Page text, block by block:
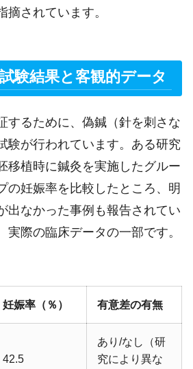
摘されています。
験結果と客観的データ
するために、偽鍼（針を刺さな
験が行われています。ある研究
移植時に鍼灸を実施したグルー
の妊娠率を比較したところ、明
出なかった事例も報告されてい
実際の臨床データの一部です。
妊娠率（％） 有意差の有無
42.5
あり/なし（研
究により異な